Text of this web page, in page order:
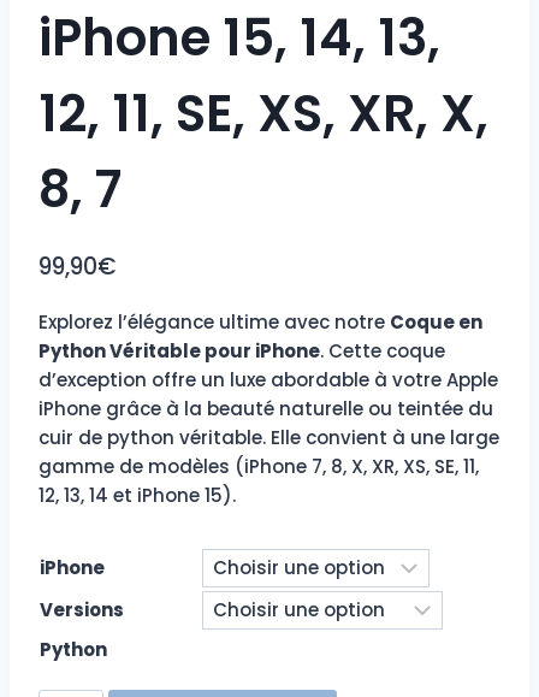
iPhone 15, 14, 13,
12, 11, SE, XS, XR, X,
8, 7
99,90€
Explorez l’élégance ultime avec notre Coque en
Python Véritable pour iPhone. Cette coque
d’exception offre un luxe abordable à votre Apple
iPhone grâce à la beauté naturelle ou teintée du
cuir de python véritable. Elle convient à une large
gamme de modèles (iPhone 7, 8, X, XR, XS, SE, 11,
12, 13, 14 et iPhone 15).
iPhone
Versions
Python